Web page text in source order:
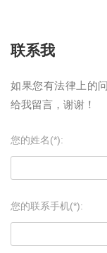
联系我
如果您有法律上的
给我留言，谢谢！
您的姓名(*):
您的联系手机(*):